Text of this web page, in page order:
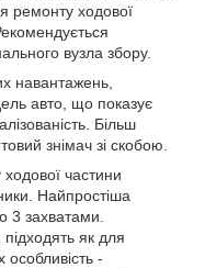
ремонту ходової
вузла збору.
навантажень,
авто, що показує
Більш
знімач зі скобою.
частини
Найпростіша
3 захватами.
підходять як для
особливість -